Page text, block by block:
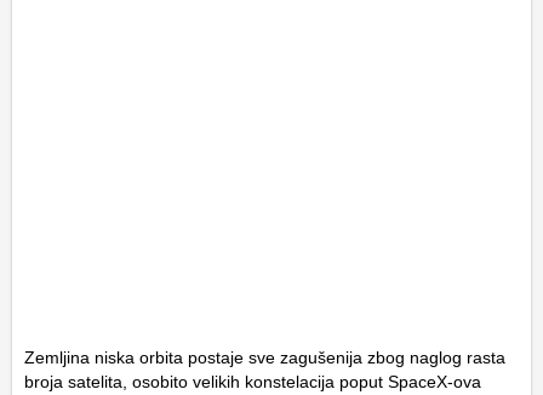
Zemljina niska orbita postaje sve zagušenija zbog naglog rasta
broja satelita, osobito velikih konstelacija poput SpaceX-ova